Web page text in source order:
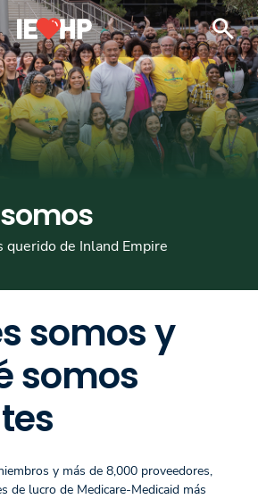
search
querido de Inland Empire
somos y
somos
y más de 8,000 proveedores,
de lucro de Medicare-Medicaid más